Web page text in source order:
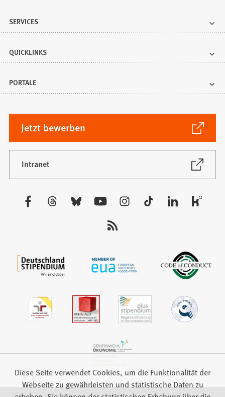
SERVICES
QUICKLINKS
PORTALE
Jetzt bewerben
(Öffnet
in
einem
neuen
Tab)
Intranet
(Öffnet
neuen
Besuchen
Diese Seite verwendet Cookies, um die Funktionalität der
Webseite zu gewährleisten und statistische Daten zu